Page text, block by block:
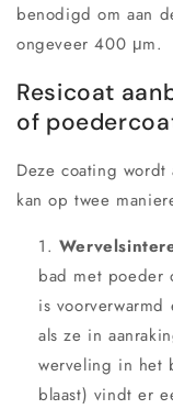
benodigd om aan
ongeveer 400 μm.
Resicoat
of
Deze coating
kan op twee
bad met poeder
is
als ze in
werveling in het
blaast) vindt er